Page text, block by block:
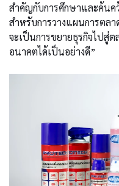
สำคัญกับการศึกษาและค้นค
สำหรับการวางแผนการตล
จะเป็นการขยายธุรกิจไปสู่
อนาคตได้เป็นอย่างดี”